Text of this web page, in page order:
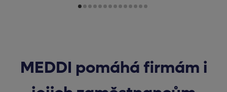
MEDDI pomáhá firmám i